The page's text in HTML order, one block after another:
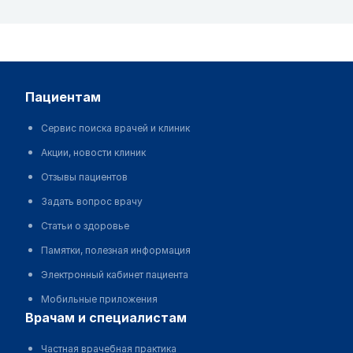
пациентам
Сервис поиска врачей и клиник
Акции, новости клиник
Отзывы пациентов
Задать вопрос врачу
Статьи о здоровье
Памятки, полезная информация
Электронный кабинет пациента
Мобильные приложения
врачам и специалистам
Частная врачебная практика